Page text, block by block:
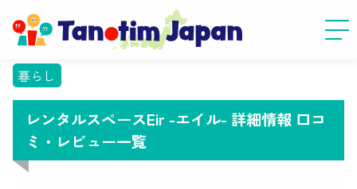
暮らし
レンタルスペースEir -エイル- 詳細情報 口コ
ミ・レビュー一覧